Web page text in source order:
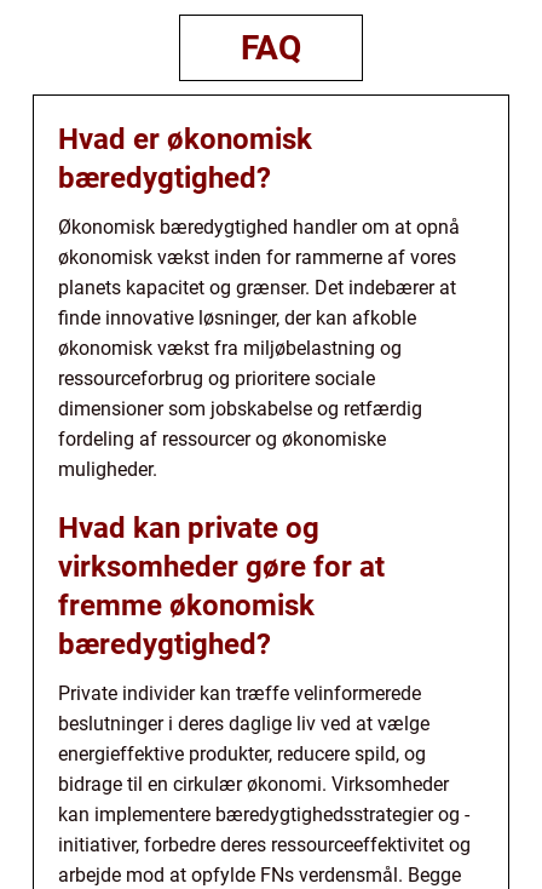
FAQ
Hvad er økonomisk
bæredygtighed?
Økonomisk bæredygtighed handler om at opnå
økonomisk vækst inden for rammerne af vores
planets kapacitet og grænser. Det indebærer at
finde innovative løsninger, der kan afkoble
økonomisk vækst fra miljøbelastning og
ressourceforbrug og prioritere sociale
dimensioner som jobskabelse og retfærdig
fordeling af ressourcer og økonomiske
muligheder.
Hvad kan private og
virksomheder gøre for at
fremme økonomisk
bæredygtighed?
Private individer kan træffe velinformerede
beslutninger i deres daglige liv ved at vælge
energieffektive produkter, reducere spild, og
bidrage til en cirkulær økonomi. Virksomheder
kan implementere bæredygtighedsstrategier og -
initiativer, forbedre deres ressourceeffektivitet og
arbejde mod at opfylde FNs verdensmål. Begge